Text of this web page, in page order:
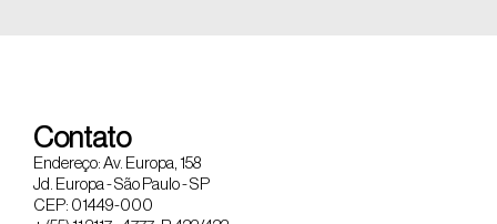
Contato
Endereço: Av. Europa, 158
Jd. Europa - São Paulo - SP
CEP: 01449-000